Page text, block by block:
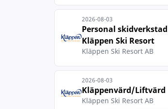
2026-08-03
Personal skidverkstad
Kläppen Ski Resort
Kläppen Ski Resort AB
2026-08-03
Kläppenvärd/Liftvärd
Kläppen Ski Resort AB